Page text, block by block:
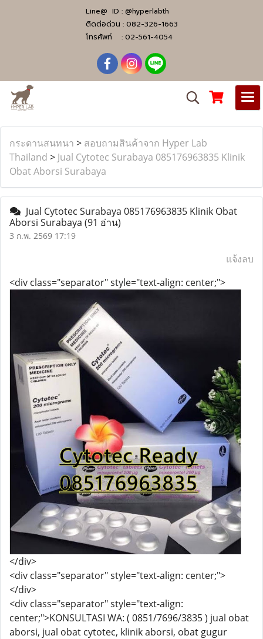
Line@ ID : @hyperlabth
ติดต่อด่วน : 082-326-1663
โทรศัพท์ : 02-561-4054
กระดานสนทนา > สอบถามสินค้าจาก Hyper Lab
Thailand > Jual Cytotec Surabaya ​​085176963835​ Klinik
Obat Aborsi Surabaya
Jual Cytotec Surabaya ​​085176963835​ Klinik Obat
Aborsi Surabaya (91 อ่าน)
3 ก.พ. 2569 17:19
แจ้งลบ
<div class="separator" style="text-align: center;">
</div>
<div class="separator" style="text-align: center;">
</div>
<div class="separator" style="text-align:
center;">KONSULTASI WA: ( 0851/7696/3835 ) jual obat
aborsi, jual obat cytotec, klinik aborsi, obat gugur